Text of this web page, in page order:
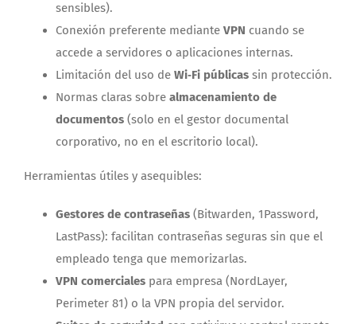
sensibles).
Conexión preferente mediante VPN cuando se
accede a servidores o aplicaciones internas.
Limitación del uso de Wi‑Fi públicas sin protección.
Normas claras sobre almacenamiento de
documentos (solo en el gestor documental
corporativo, no en el escritorio local).
Herramientas útiles y asequibles:
Gestores de contraseñas (Bitwarden, 1Password,
LastPass): facilitan contraseñas seguras sin que el
empleado tenga que memorizarlas.
VPN comerciales para empresa (NordLayer,
Perimeter 81) o la VPN propia del servidor.